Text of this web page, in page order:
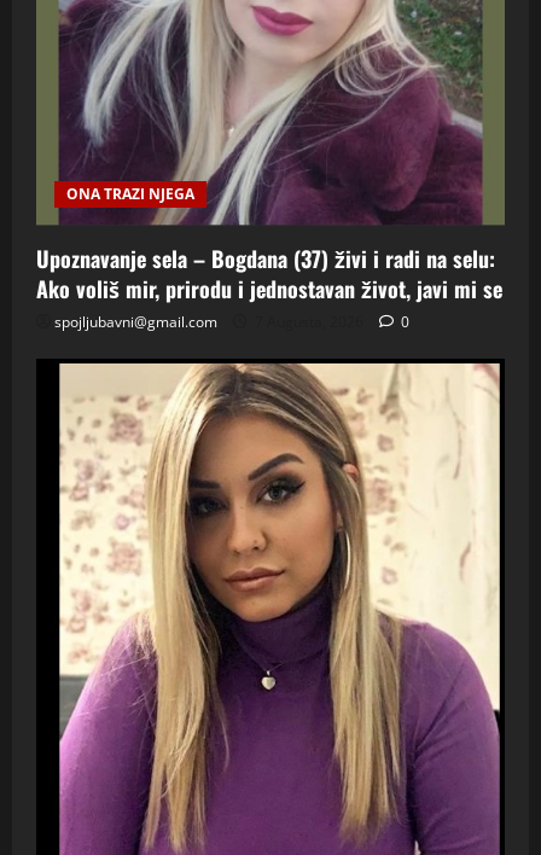
ONA TRAZI NJEGA
Upoznavanje sela – Bogdana (37) živi i radi na selu:
Ako voliš mir, prirodu i jednostavan život, javi mi se
spojljubavni@gmail.com 0